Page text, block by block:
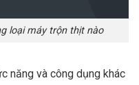
loại máy trộn thịt nào
năng và công dụng khác